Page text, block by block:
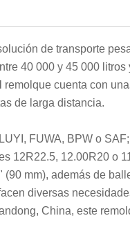
de transporte
40 000 y 45 000 litros
cuenta con
de larga distancia.
FUWA, BPW o
12R22.5, 12.00R20 o
mm), además de
diversas
China, este